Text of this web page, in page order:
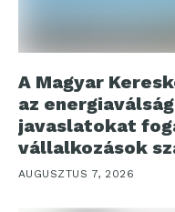
A Magyar
az
javaslatokat
vállalkozások
AUGUSZTUS 7, 2026